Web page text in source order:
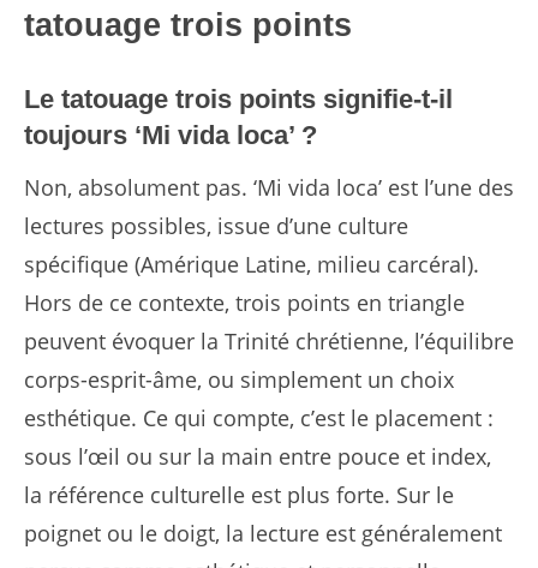
tatouage trois points
Le tatouage trois points signifie-t-il
toujours ‘Mi vida loca’ ?
Non, absolument pas. ‘Mi vida loca’ est l’une des
lectures possibles, issue d’une culture
spécifique (Amérique Latine, milieu carcéral).
Hors de ce contexte, trois points en triangle
peuvent évoquer la Trinité chrétienne, l’équilibre
corps-esprit-âme, ou simplement un choix
esthétique. Ce qui compte, c’est le placement :
sous l’œil ou sur la main entre pouce et index,
la référence culturelle est plus forte. Sur le
poignet ou le doigt, la lecture est généralement